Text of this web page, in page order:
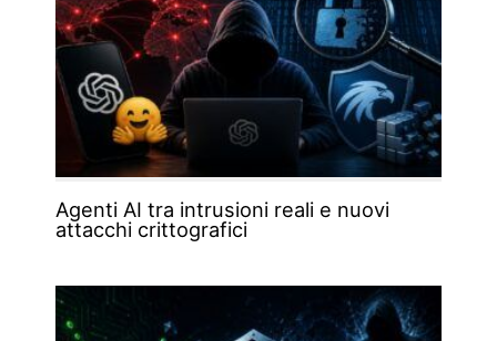
Agenti AI tra intrusioni reali e nuovi
attacchi crittografici